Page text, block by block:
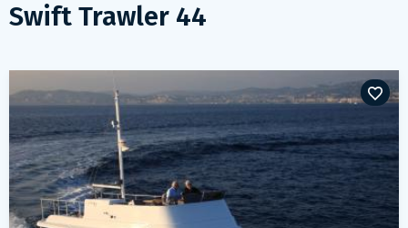
Swift Trawler 44